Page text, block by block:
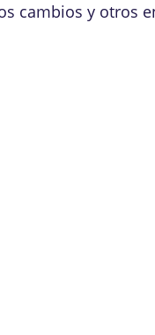
cambios y otros